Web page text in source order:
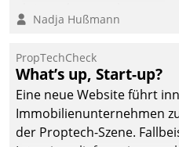
methodisch
Quartier. Dazwischen
zeigte Datatrain, was es
Neues zu bieten hat.
Nadja Hußmann
PropTechCheck
What’s up, Start-up?
Eine neue Website führt
Immobilienunternehmen
der Proptech-Szene.